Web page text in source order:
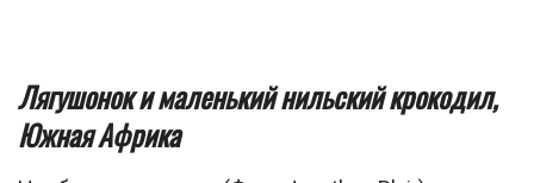
Лягушонок и маленький нильский крокодил,
Южная Африка